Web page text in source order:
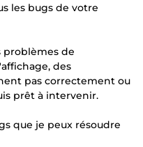
les bugs de votre
problèmes de
des
pas correctement ou
prêt à intervenir.
que je peux résoudre